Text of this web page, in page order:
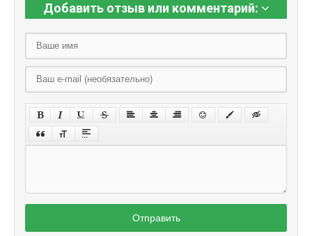
Добавить отзыв или комментарий:
Отправить